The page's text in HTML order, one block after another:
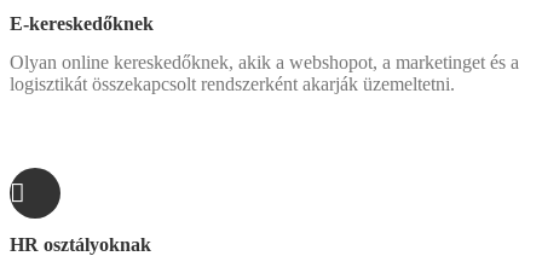
E-kereskedőknek
Olyan online kereskedőknek, akik a webshopot, a marketinget és a
logisztikát összekapcsolt rendszerként akarják üzemeltetni.
HR osztályoknak